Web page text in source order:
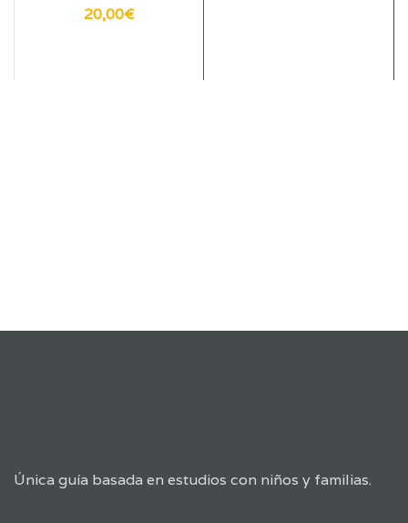
20,00€
Única guía basada en estudios con niños y familias.